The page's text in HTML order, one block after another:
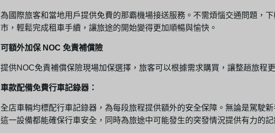
為國際旅客和當地用戶提供免費的那霸機場接送服務。不需煩惱交通問題，
市，輕鬆完成租車手續，讓旅途的開始變得更加順暢與愉快。
可額外加保 NOC 免責補償險
提供NOC免責補償保險現場加保選擇，旅客可以根據需求購買，讓整趟旅程
車款配備免費行車記錄器：
全店車輛均標配行車記錄器，為每段旅程提供額外的安全保障。無論是駕駛新
這一設備都能確保行車安全，同時為旅途中可能發生的突發情況提供有力的記